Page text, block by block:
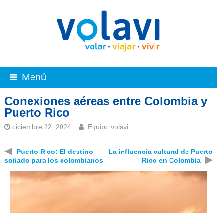
Menú
Conexiones aéreas entre Colombia y
Puerto Rico
diciembre 22, 2024 Equipo volavi
◀
Puerto Rico: El destino
soñado para los colombianos
La influencia cultural de Puerto
Rico en Colombia
▶